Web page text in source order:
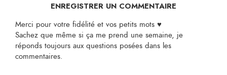
ENREGISTRER UN COMMENTAIRE
Merci pour votre fidélité et vos petits mots ♥
Sachez que même si ça me prend une semaine, je
réponds toujours aux questions posées dans les
commentaires.